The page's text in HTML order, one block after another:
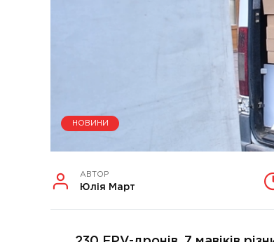
НОВИНИ
АВТОР
Юлія Март